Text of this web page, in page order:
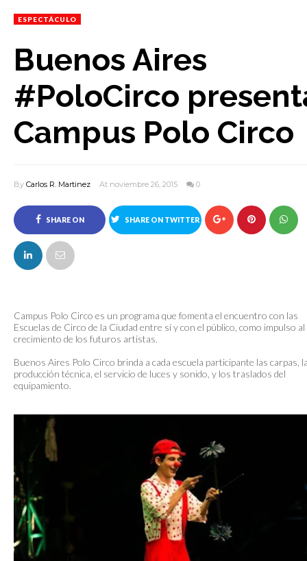
ESPECTÁCULO
Buenos Aires
#PoloCirco
Campus Polo Circo
By Carlos R. Martinez At noviembre 26, 2015 0
SHARE ON
FACEBOOK
SHARE ON TWITTER
Campus Polo Circo es un programa que fomenta el encuentro con las
Escuelas de Circo de la Ciudad entre sí y con el público, como impulso al
crecimiento de los futuros artistas.
Buenos Aires Polo Circo brinda a cada escuela participante las carpas,
producción técnica, el servicio de luces y sonido, y los traslados del
equipamiento.